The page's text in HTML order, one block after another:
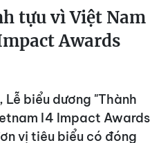
tựu vì Việt Nam
Awards
biểu dương "Thành
I4 Impact Awards
vị tiêu biểu có đóng